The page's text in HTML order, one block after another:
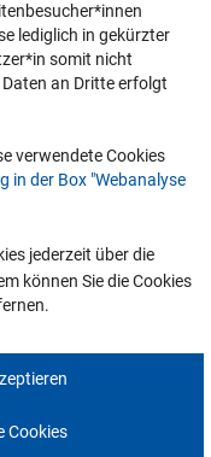
Ihr Mailpostfach oder
lediglich in gekürzter
somit nicht
an Dritte erfolgt
verwendete Cookies
in der Box "Webanalyse
jederzeit über die
können Sie die Cookies
Cookies